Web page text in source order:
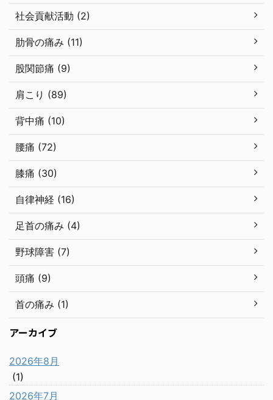
社会貢献活動 (2)
肋骨の痛み (11)
股関節痛 (9)
肩こり (89)
背中痛 (10)
腰痛 (72)
膝痛 (30)
自律神経 (16)
足首の痛み (4)
野球障害 (7)
頭痛 (9)
首の痛み (1)
アーカイブ
2026年8月
(1)
2026年7月